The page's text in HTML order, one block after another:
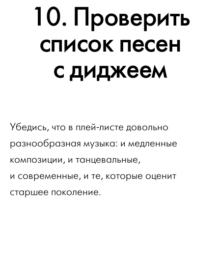
10. Проверить
список песен
с диджеем
Убедись, что в плей-листе довольно
разнообразная музыка: и медленные
композиции, и танцевальные,
и современные, и те, которые оценит
старшее поколение.